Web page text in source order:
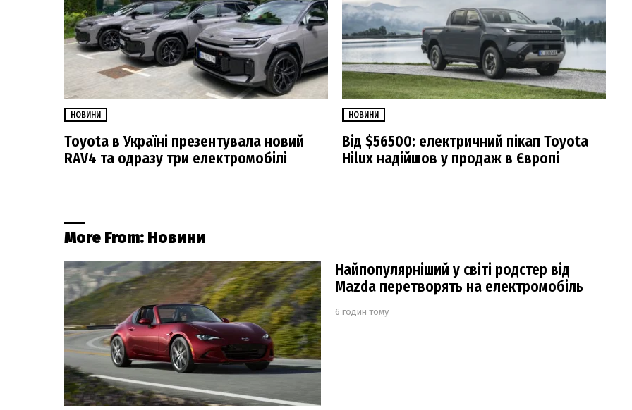
НОВИНИ
Toyota в Україні презентувала новий
RAV4 та одразу три електромобілі
НОВИНИ
Від $56500: електричний пікап Toyota
Hilux надійшов у продаж в Європі
More From: Новини
Найпопулярніший у світі родстер від
Mazda перетворять на електромобіль
6 годин тому